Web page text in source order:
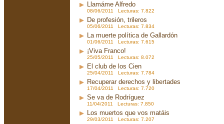
Llamáme Alfredo
08/06/2011 Lecturas: 7.822
De profesión, trileros
05/06/2011 Lecturas: 7.834
La muerte política de Gallardón
01/06/2011 Lecturas: 7.615
¡Viva Franco!
25/05/2011 Lecturas: 8.072
El club de los Cien
25/04/2011 Lecturas: 7.784
Recuperar derechos y libertades
17/04/2011 Lecturas: 7.720
Se va de Rodríguez
11/04/2011 Lecturas: 7.850
Los muertos que vos matáis
29/03/2011 Lecturas: 7.207